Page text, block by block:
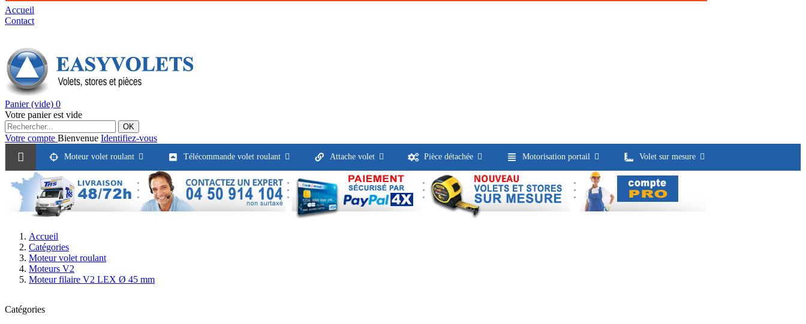
Accueil
Contact
Panier (vide) 0
Votre panier est vide
OK
Votre compte Bienvenue Identifiez-vous
Moteur volet roulant Télécommande volet roulant Attache volet Pièce détachée Motorisation portail Volet sur mesure
Accueil
Catégories
Moteur volet roulant
Moteurs V2
Moteur filaire V2 LEX Ø 45 mm
Catégories